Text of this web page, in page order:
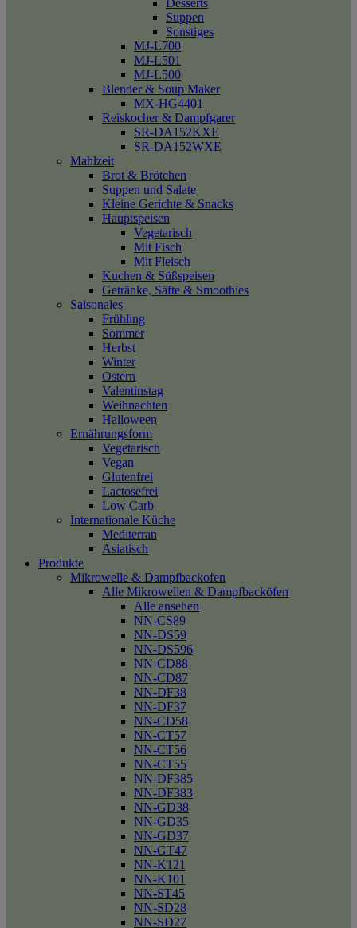
Desserts
Suppen
Sonstiges
MJ-L700
MJ-L501
MJ-L500
Blender & Soup Maker
MX-HG4401
Reiskocher & Dampfgarer
SR-DA152KXE
SR-DA152WXE
Mahlzeit
Brot & Brötchen
Suppen und Salate
Kleine Gerichte & Snacks
Hauptspeisen
Vegetarisch
Mit Fisch
Mit Fleisch
Kuchen & Süßspeisen
Getränke, Säfte & Smoothies
Saisonales
Frühling
Sommer
Herbst
Winter
Ostern
Valentinstag
Weihnachten
Halloween
Ernährungsform
Vegetarisch
Vegan
Glutenfrei
Lactosefrei
Low Carb
Internationale Küche
Mediterran
Asiatisch
Produkte
Mikrowelle & Dampfbackofen
Alle Mikrowellen & Dampfbacköfen
Alle ansehen
NN-CS89
NN-DS59
NN-DS596
NN-CD88
NN-CD87
NN-DF38
NN-DF37
NN-CD58
NN-CT57
NN-CT56
NN-CT55
NN-DF385
NN-DF383
NN-GD38
NN-GD35
NN-GD37
NN-GT47
NN-K121
NN-K101
NN-ST45
NN-SD28
NN-SD27